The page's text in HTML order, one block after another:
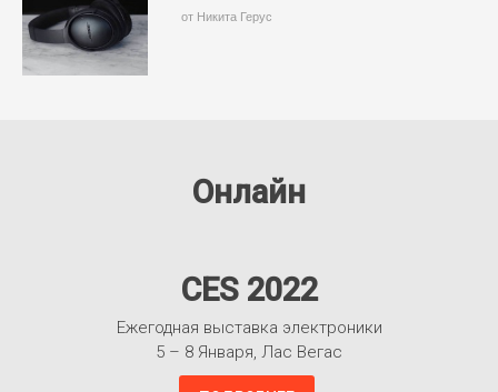
от Никита Герус
Онлайн
CES 2022
Ежегодная выставка электроники
5 – 8 Января, Лас Вегас